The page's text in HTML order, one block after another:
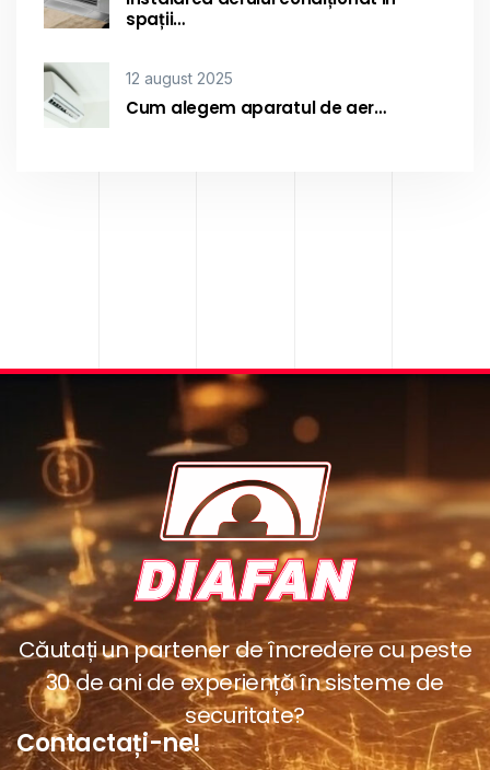
spații…
12 august 2025
Cum alegem aparatul de aer…
Căutați un partener de încredere cu peste
30 de ani de experiență în sisteme de
securitate?
Contactați-ne!